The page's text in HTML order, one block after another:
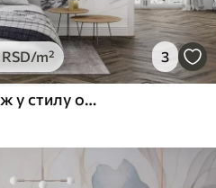
RSD/m² 3
Снежне планине, цртеж у стилу оловке, минимализам, шума, природа